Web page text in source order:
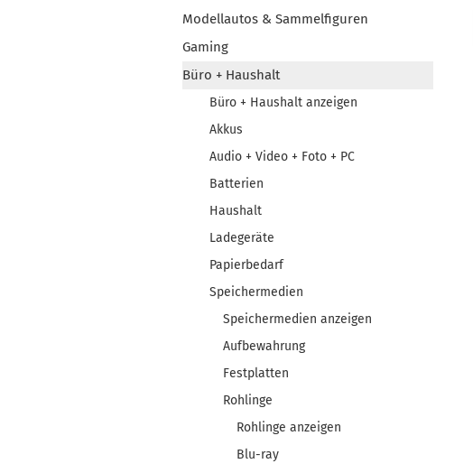
Modellautos & Sammelfiguren
Gaming
Büro + Haushalt
Büro + Haushalt anzeigen
Akkus
Audio + Video + Foto + PC
Batterien
Haushalt
Ladegeräte
Papierbedarf
Speichermedien
Speichermedien anzeigen
Aufbewahrung
Festplatten
Rohlinge
Rohlinge anzeigen
Blu-ray